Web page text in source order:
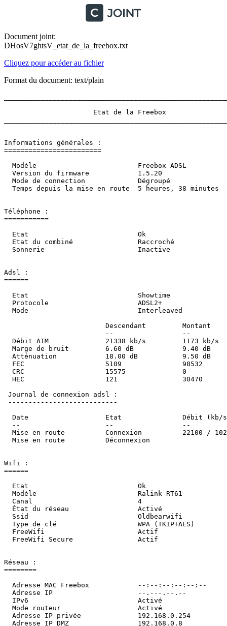
Document joint:
DHosV7ghtsV_etat_de_la_freebox.txt
Cliquez pour accéder au fichier
Format du document: text/plain
Etat de la
Informations générales :
========================
Modèle                         Freebox
Version du firmware
Mode de connection
Temps depuis la mise en route  5 heures, 38
Téléphone :
===========
Etat
Etat du combiné
Sonnerie
Adsl :
======
Etat
Protocole
Mode
Descendant
--
Débit ATM              21338 kb/s
Marge de bruit         6.60 dB
Atténuation            18.00 dB
FEC                    5109
CRC                    15575
HEC                    121
Journal de connexion adsl :
---------------------------
Date                   Etat               Débit
--                     --
Mise en route          Connexion          22100
Mise en route
Wifi :
======
Etat
Modèle                         Ralink
Canal
État du réseau
Ssid
Type de clé                    WPA
FreeWifi
FreeWifi Secure
Réseau :
========
Adresse MAC Freebox            --:--:--:--:--
Adresse IP                     --.---.--
IPv6
Mode routeur
Adresse IP privée
Adresse IP DMZ